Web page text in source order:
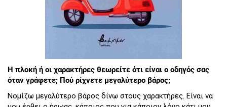
Η πλοκή ή οι χαρακτήρες θεωρείτε ότι είναι ο οδηγός σας
όταν γράφετε; Πού ρίχνετε μεγαλύτερο βάρος;
Νομίζω μεγαλύτερο βάρος δίνω στους χαρακτήρες. Είναι να